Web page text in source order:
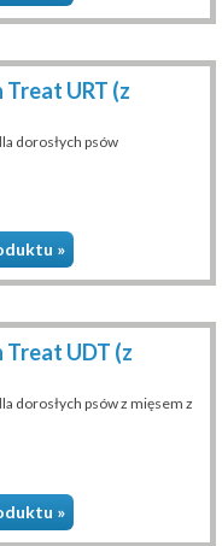
URT (z
dorosłych psów
»
UDT (z
dorosłych psów z mięsem z
»